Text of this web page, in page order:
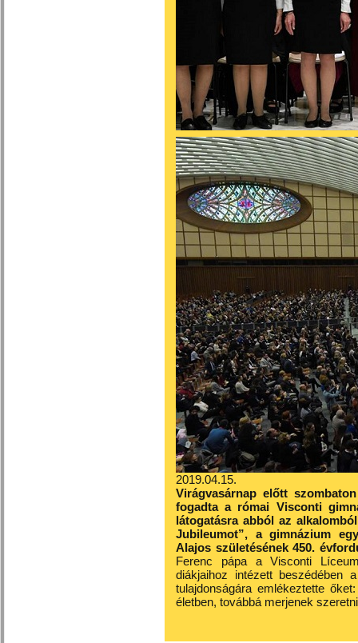
2019.04.15.
Virágvasárnap előtt
fogadta a római Visconti
látogatásra abból az
Jubileumot”, a gimnázium
Alajos születésének 450.
Ferenc pápa a Visconti
diákjaihoz intézett beszédében
tulajdonságára emlékeztette
életben, továbbá merjenek